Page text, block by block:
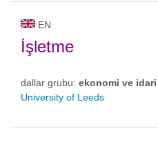
EN
İşletme
dallar grubu: ekonomi ve idari
University of Leeds